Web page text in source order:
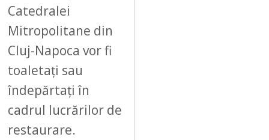
Catedralei
Mitropolitane din
Cluj-Napoca vor fi
toaletați sau
îndepărtați în
cadrul lucrărilor de
restaurare.